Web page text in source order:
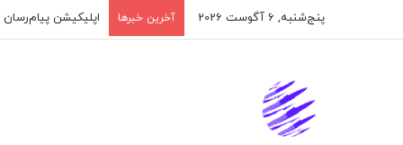
پنج‌شنبه, 6 آگوست 2026 آخرین خبرها اپلیکیشن